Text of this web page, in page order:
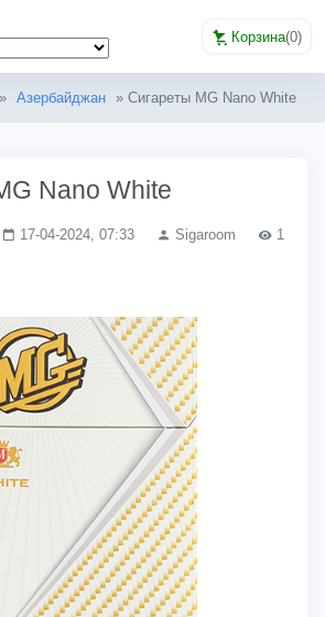
Корзина(0)
» Азербайджан » Сигареты MG Nano White
Nano White
17-04-2024, 07:33 Sigaroom
1